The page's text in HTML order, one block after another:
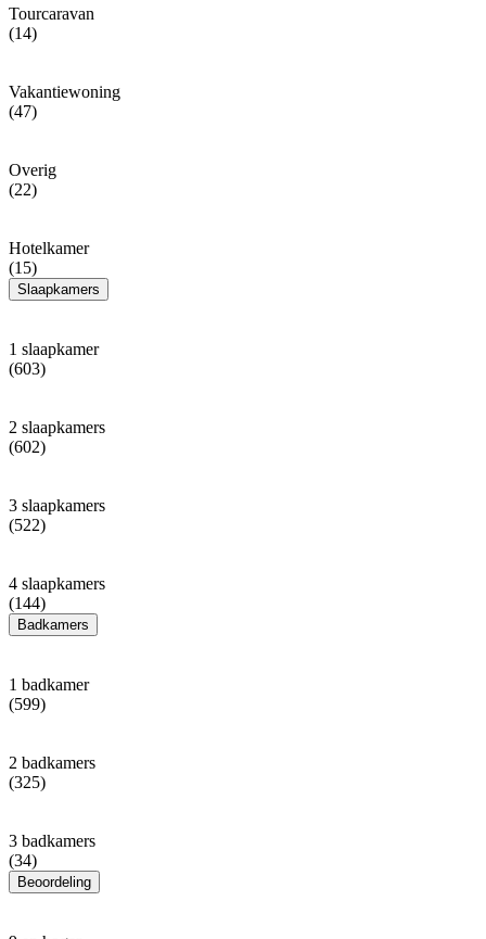
Tourcaravan
(14)
Vakantiewoning
(47)
Overig
(22)
Hotelkamer
(15)
Slaapkamers
1 slaapkamer
(603)
2 slaapkamers
(602)
3 slaapkamers
(522)
4 slaapkamers
(144)
Badkamers
1 badkamer
(599)
2 badkamers
(325)
3 badkamers
(34)
Beoordeling